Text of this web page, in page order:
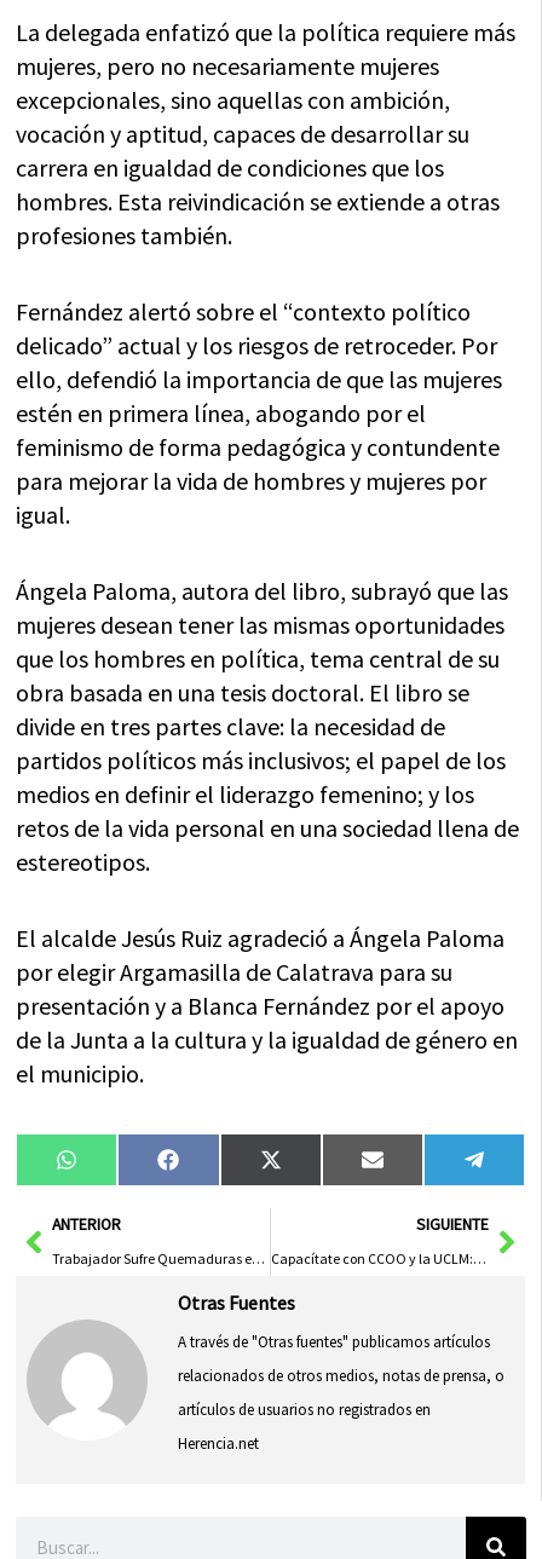
La delegada enfatizó que la política requiere más
mujeres, pero no necesariamente mujeres
excepcionales, sino aquellas con ambición,
vocación y aptitud, capaces de desarrollar su
carrera en igualdad de condiciones que los
hombres. Esta reivindicación se extiende a otras
profesiones también.
Fernández alertó sobre el “contexto político
delicado” actual y los riesgos de retroceder. Por
ello, defendió la importancia de que las mujeres
estén en primera línea, abogando por el
feminismo de forma pedagógica y contundente
para mejorar la vida de hombres y mujeres por
igual.
Ángela Paloma, autora del libro, subrayó que las
mujeres desean tener las mismas oportunidades
que los hombres en política, tema central de su
obra basada en una tesis doctoral. El libro se
divide en tres partes clave: la necesidad de
partidos políticos más inclusivos; el papel de los
medios en definir el liderazgo femenino; y los
retos de la vida personal en una sociedad llena de
estereotipos.
El alcalde Jesús Ruiz agradeció a Ángela Paloma
por elegir Argamasilla de Calatrava para su
presentación y a Blanca Fernández por el apoyo
de la Junta a la cultura y la igualdad de género en
el municipio.
Compartir
en
WhatsAppCompartir
en
FacebookCompartir
en
X
(Twitter)
Compartir
en
Email
en
AntANTERIOR
Trabajador Sufre Quemaduras en Ambas Manos por Agua Hirviendo en Guadalajara
SIGUIENTE
Capacítate con CCOO y la UCLM: Una Oportunidad Única de Formación
Otras Fuentes
A través de "Otras fuentes" publicamos artículos
relacionados de otros medios, notas de prensa, o
artículos de usuarios no registrados en
Herencia.net